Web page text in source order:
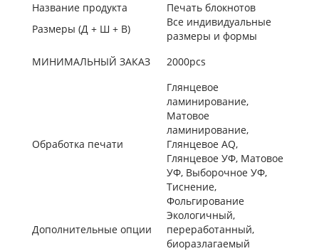
Название продукта
Печать блокнотов
Размеры (Д + Ш + В)
Все индивидуальные
размеры и формы
МИНИМАЛЬНЫЙ ЗАКАЗ
2000pcs
Обработка печати
Глянцевое
ламинирование,
Матовое
ламинирование,
Глянцевое AQ,
Глянцевое УФ, Матовое
УФ, Выборочное УФ,
Тиснение,
Фольгирование
Дополнительные опции
Экологичный,
переработанный,
биоразлагаемый